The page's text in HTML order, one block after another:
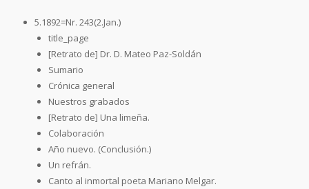
5.1892=Nr. 243(2.Jan.)
title_page
[Retrato de] Dr. D. Mateo Paz-Soldán
Sumario
Crónica general
Nuestros grabados
[Retrato de] Una limeña.
Colaboración
Año nuevo. (Conclusión.)
Un refrán.
Canto al inmortal poeta Mariano Melgar.